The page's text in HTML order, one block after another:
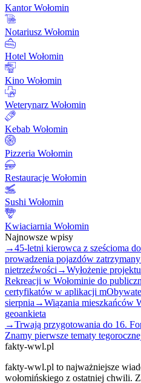
Kantor Wołomin
Notariusz Wołomin
Hotel Wołomin
Kino Wołomin
Weterynarz Wołomin
Kebab Wołomin
Pizzeria Wołomin
Restauracje Wołomin
Sushi Wołomin
Kwiaciarnia Wołomin
Najnowsze wpisy
→45-letni kierowca z sześcioma
prowadzenia pojazdów
nietrzeźwości →Wyłożenie
Rekreacji w Wołominie do
certyfikatów w aplikacji
sierpnia →Wiązania mieszkańców
geoankieta
→Trwają przygotowania do 16.
Znamy pierwsze tematy
fakty-wwl.pl
fakty-wwl.pl to najważniejsze
wołomińskiego z ostatniej chwili.